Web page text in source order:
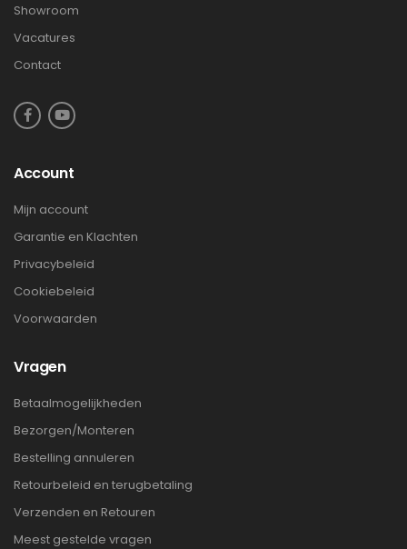
Showroom
Vacatures
Contact
Account
Mijn account
Garantie en Klachten
Privacybeleid
Cookiebeleid
Voorwaarden
Vragen
Betaalmogelijkheden
Bezorgen/Monteren
Bestelling annuleren
Retourbeleid en terugbetaling
Verzenden en Retouren
Meest gestelde vragen